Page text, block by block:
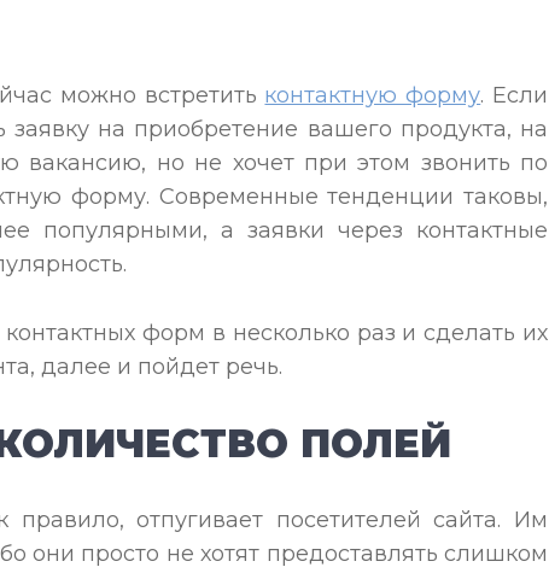
можно встретить контактную форму. Если
заявку на приобретение вашего продукта, на
вакансию, но не хочет при этом звонить по
форму. Современные тенденции таковы,
популярными, а заявки через контактные
форм в несколько раз и сделать их
далее и пойдет речь.
ПОЛЕЙ
отпугивает посетителей сайта. Им
они просто не хотят предоставлять слишком